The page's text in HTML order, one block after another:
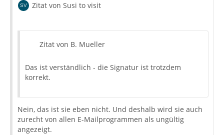
Zitat von Susi to visit
Zitat von B. Mueller
Das ist verständlich - die Signatur ist trotzdem
korrekt.
Nein, das ist sie eben nicht. Und deshalb wird sie auch
zurecht von allen E-Mailprogrammen als ungültig
angezeigt.